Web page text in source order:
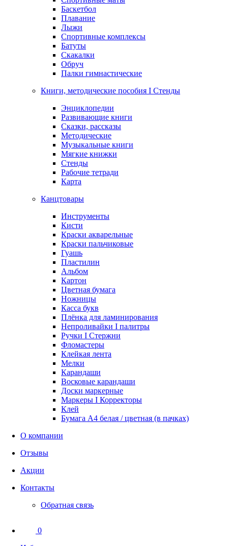
Баскетбол
Плавание
Лыжи
Спортивные комплексы
Батуты
Скакалки
Обруч
Палки гимнастические
Книги, методические пособия I Стенды
Энциклопедии
Развивающие книги
Сказки, рассказы
Методические
Музыкальные книги
Мягкие книжки
Стенды
Рабочие тетради
Карта
Канцтовары
Инструменты
Кисти
Краски акварельные
Краски пальчиковые
Гуашь
Пластилин
Альбом
Картон
Цветная бумага
Ножницы
Касса букв
Плёнка для ламинирования
Непроливайки I палитры
Ручки I Стержни
Фломастеры
Клейкая лента
Мелки
Карандаши
Восковые карандаши
Доски маркерные
Маркеры I Корректоры
Клей
Бумага А4 белая / цветная (в пачках)
О компании
Отзывы
Акции
Контакты
Обратная связь
0